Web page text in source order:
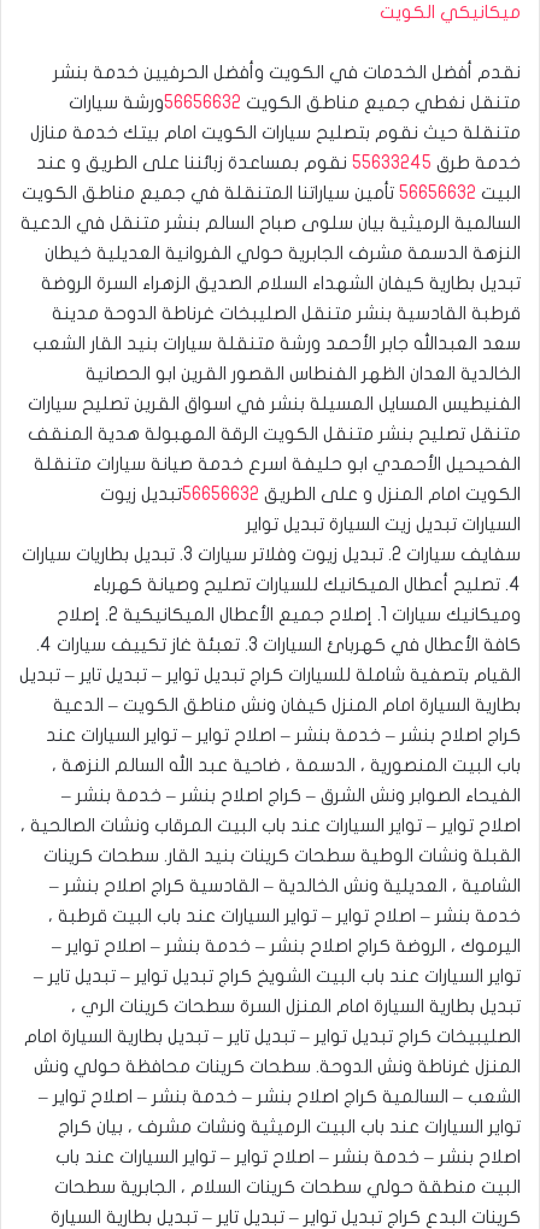
ميكانيكي الكويت
نقدم أفضل الخدمات في الكويت وأفضل الحرفيين خدمة بنشر
متنقل نغطي جميع مناطق الكويت 56656632ورشة سيارات
متنقلة حيث نقوم بتصليح سيارات الكويت امام بيتك خدمة منازل
خدمة طرق 55633245 نقوم بمساعدة زبائننا على الطريق و عند
البيت 56656632 تأمين سياراتنا المتنقلة في جميع مناطق الكويت
السالمية الرميثية بيان سلوى صباح السالم بنشر متنقل في الدعية
النزهة الدسمة مشرف الجابرية حولي الفروانية العديلية خيطان
تبديل بطارية كيفان الشهداء السلام الصديق الزهراء السرة الروضة
قرطبة القادسية بنشر متنقل الصليبخات غرناطة الدوحة مدينة
سعد العبدالله جابر الأحمد ورشة متنقلة سيارات بنيد القار الشعب
الخالدية العدان الظهر الفنطاس القصور القرين ابو الحصانية
الفنيطيس المسايل المسيلة بنشر في اسواق القرين تصليح سيارات
متنقل تصليح بنشر متنقل الكويت الرقة المهبولة هدية المنقف
الفحيحيل الأحمدي ابو حليفة اسرع خدمة صيانة سيارات متنقلة
الكويت امام المنزل و على الطريق 56656632تبديل زيوت
السيارات تبديل زيت السيارة تبديل تواير
سفايف سيارات 2. تبديل زيوت وفلاتر سيارات 3. تبديل بطاريات سيارات
4. تصليح أعطال الميكانيك للسيارات ‎تصليح وصيانة كهرباء
وميكانيك سيارات 1. إصلاح جميع الأعطال الميكانيكية 2. إصلاح
كافة الأعطال في كهربائ السيارات 3. تعبئة غاز تكييف سيارات 4.
القيام بتصفية شاملة للسيارات ‎كراج تبديل تواير – تبديل تاير – تبديل
بطارية السيارة امام المنزل كيفان ونش مناطق الكويت – الدعية
كراج اصلاح بنشر – خدمة بنشر – اصلاح تواير – تواير السيارات عند
باب البيت المنصورية ، الدسمة ، ضاحية عبد الله السالم النزهة ،
الفيحاء ‎الصوابر ونش الشرق – كراج اصلاح بنشر – خدمة بنشر –
اصلاح تواير – تواير السيارات عند باب البيت المرقاب ونشات الصالحية ،
القبلة ونشات الوطية سطحات كرينات بنيد القار. ‎سطحات كرينات
الشامية ، العديلية ونش الخالدية – القادسية كراج اصلاح بنشر –
خدمة بنشر – اصلاح تواير – تواير السيارات عند باب البيت قرطبة ،
اليرموك ، الروضة كراج اصلاح بنشر – خدمة بنشر – اصلاح تواير –
تواير السيارات عند باب البيت الشويخ كراج تبديل تواير – تبديل تاير –
تبديل بطارية السيارة امام المنزل السرة سطحات كرينات الري ،
الصليبيخات كراج تبديل تواير – تبديل تاير – تبديل بطارية السيارة امام
المنزل غرناطة ونش الدوحة. ‎سطحات كرينات محافظة حولي ونش
الشعب – السالمية كراج اصلاح بنشر – خدمة بنشر – اصلاح تواير –
تواير السيارات عند باب البيت الرميثية ونشات مشرف ، بيان كراج
اصلاح بنشر – خدمة بنشر – اصلاح تواير – تواير السيارات عند باب
البيت منطقة حولي سطحات كرينات السلام ، الجابرية سطحات
كرينات البدع كراج تبديل تواير – تبديل تاير – تبديل بطارية السيارة